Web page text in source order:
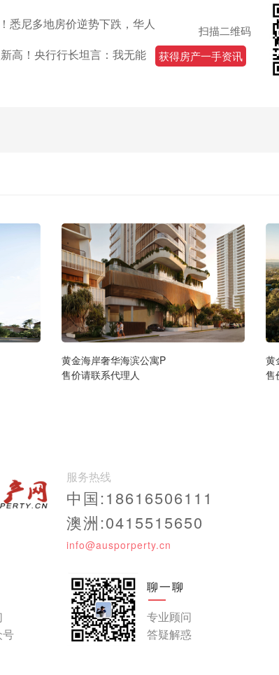
悉尼多地房价逆势下跌，华人
高！央行行长坦言：我无能
扫描二维码
获得房产一手资讯
黄金海岸奢华海滨公寓P
售价请联系代理人
黄
售
服务热线
中国:18616506111
澳洲:0415515650
info@ausporperty.cn
号
聊一聊
专业顾问
答疑解惑